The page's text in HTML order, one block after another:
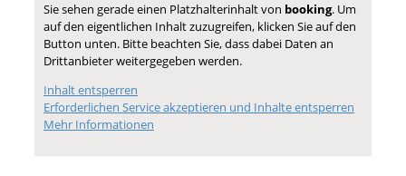
Sie sehen gerade einen Platzhalterinhalt von booking. Um
auf den eigentlichen Inhalt zuzugreifen, klicken Sie auf den
Button unten. Bitte beachten Sie, dass dabei Daten an
Drittanbieter weitergegeben werden.
Inhalt entsperren
Erforderlichen Service akzeptieren und Inhalte entsperren
Mehr Informationen